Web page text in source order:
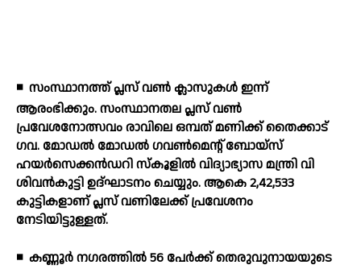
◾ സംസ്ഥാനത്ത് പ്ലസ് വണ്‍ ക്ലാസുകള്‍ ഇന്ന്
ആരംഭിക്കും. സംസ്ഥാനതല പ്ലസ് വണ്‍
പ്രവേശനോത്സവം രാവിലെ ഒമ്പത് മണിക്ക് തൈക്കാട്
ഗവ. മോഡല്‍ മോഡല്‍ ഗവണ്‍മെന്റ് ബോയ്സ്
ഹയര്‍സെക്കന്‍ഡറി സ്‌കൂളില്‍ വിദ്യാഭ്യാസ മന്ത്രി വി
ശിവന്‍കുട്ടി ഉദ്ഘാടനം ചെയ്യും. ആകെ 2,42,533
കുട്ടികളാണ് പ്ലസ് വണിലേക്ക് പ്രവേശനം
നേടിയിട്ടുള്ളത്.
◾ കണ്ണൂര്‍ നഗരത്തില്‍ 56 പേര്‍ക്ക് തെരുവുനായയുടെ